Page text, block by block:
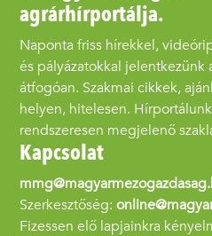
agrárhírportálja.
Naponta friss hírekkel,
és pályázatokkal jelentkezünk
átfogóan. Szakmai cikkek,
helyen, hitelesen.
rendszeresen megjelenő
Kapcsolat
Szerkesztőség:
Fizessen elő lapjainkra